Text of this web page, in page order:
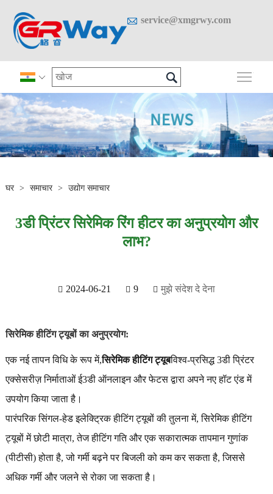
 service@xmgrwy.com
  मुख्य
घर > समाचार > उद्योग समाचार
3डी प्रिंटर सिरेमिक रिंग हीटर का अनुप्रयोग और
लाभ?
2024-06-21 9 मुझे संदेश दे देना
सिरेमिक हीटिंग ट्यूबों का अनुप्रयोग:
एक नई तापन विधि के रूप में,सिरेमिक हीटिंग ट्यूबविश्व-प्रसिद्ध 3डी प्रिंटर
एक्सेसरीज़ निर्माताओं ई3डी ऑनलाइन और फेटस द्वारा अपने नए हॉट एंड में
उपयोग किया जाता है।
पारंपरिक सिंगल-हेड इलेक्ट्रिक हीटिंग ट्यूबों की तुलना में, सिरेमिक हीटिंग
ट्यूबों में छोटी मात्रा, तेज हीटिंग गति और एक सकारात्मक तापमान गुणांक
(पीटीसी) होता है, जो गर्मी बढ़ने पर बिजली को कम कर सकता है, जिससे
अधिक गर्मी और जलने से रोका जा सकता है।